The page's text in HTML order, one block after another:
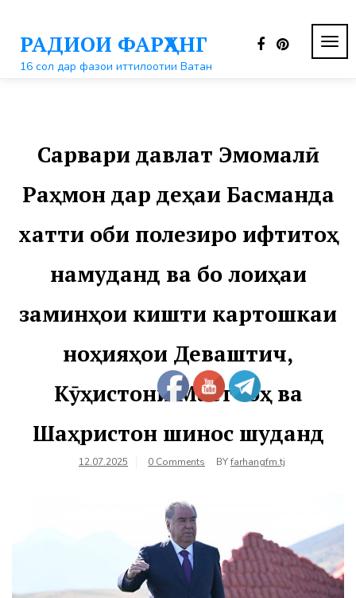
контентуРАДИОИ ФАРҲАНГ
16 сол дар фазои иттилоотии Ватан
Сарвари давлат Эмомалӣ
Раҳмон дар деҳаи Басманда
хатти оби полезиро ифтитоҳ
намуданд ва бо лоиҳаи
заминҳои кишти картошкаи
ноҳияҳои Деваштич,
Кӯҳистони Мастчоҳ ва
Шаҳристон шинос шуданд
12.07.2025 0 Comments BYfarhangfm.tj